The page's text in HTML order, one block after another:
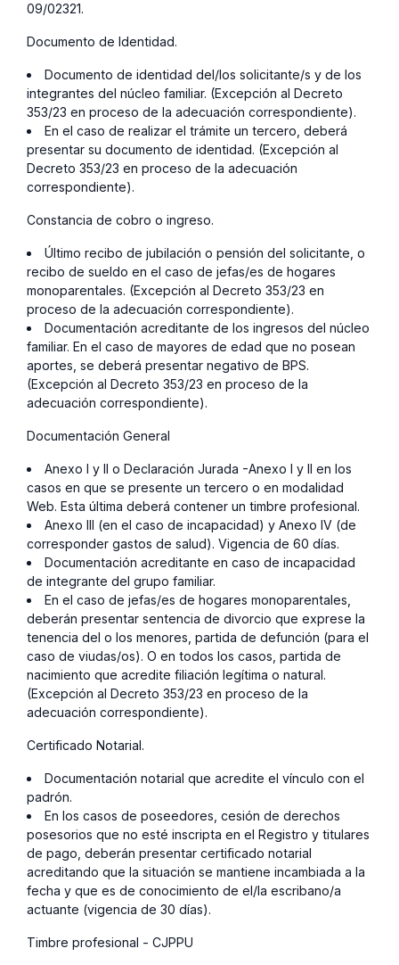
09/02321.
Documento de Identidad.
Documento de identidad del/los solicitante/s y de los
integrantes del núcleo familiar. (Excepción al Decreto
353/23 en proceso de la adecuación correspondiente).
En el caso de realizar el trámite un tercero, deberá
presentar su documento de identidad. (Excepción al
Decreto 353/23 en proceso de la adecuación
correspondiente).
Constancia de cobro o ingreso.
Último recibo de jubilación o pensión del solicitante, o
recibo de sueldo en el caso de jefas/es de hogares
monoparentales. (Excepción al Decreto 353/23 en
proceso de la adecuación correspondiente).
Documentación acreditante de los ingresos del núcleo
familiar. En el caso de mayores de edad que no posean
aportes, se deberá presentar negativo de BPS.
(Excepción al Decreto 353/23 en proceso de la
adecuación correspondiente).
Documentación General
Anexo I y II o Declaración Jurada -Anexo I y II en los
casos en que se presente un tercero o en modalidad
Web. Esta última deberá contener un timbre profesional.
Anexo III (en el caso de incapacidad) y Anexo IV (de
corresponder gastos de salud). Vigencia de 60 días.
Documentación acreditante en caso de incapacidad
de integrante del grupo familiar.
En el caso de jefas/es de hogares monoparentales,
deberán presentar sentencia de divorcio que exprese la
tenencia del o los menores, partida de defunción (para el
caso de viudas/os). O en todos los casos, partida de
nacimiento que acredite filiación legítima o natural.
(Excepción al Decreto 353/23 en proceso de la
adecuación correspondiente).
Certificado Notarial.
Documentación notarial que acredite el vínculo con el
padrón.
En los casos de poseedores, cesión de derechos
posesorios que no esté inscripta en el Registro y titulares
de pago, deberán presentar certificado notarial
acreditando que la situación se mantiene incambiada a la
fecha y que es de conocimiento de el/la escribano/a
actuante (vigencia de 30 días).
Timbre profesional - CJPPU